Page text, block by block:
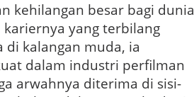
kehilangan besar bagi dunia
yang terbilang
di kalangan muda, ia
dalam industri perfilman
arwahnya diterima di sisi-